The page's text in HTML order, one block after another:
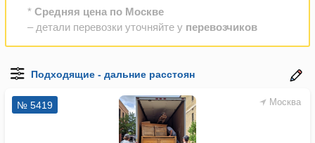
* Средняя цена по Москве
– детали перевозки уточняйте у перевозчиков
Москва
№ 5419